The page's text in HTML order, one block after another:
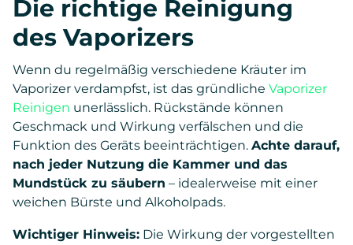
Die richtige Reinigung
des Vaporizers
Wenn du regelmäßig verschiedene Kräuter im
Vaporizer verdampfst, ist das gründliche Vaporizer
Reinigen unerlässlich. Rückstände können
Geschmack und Wirkung verfälschen und die
Funktion des Geräts beeinträchtigen. Achte darauf,
nach jeder Nutzung die Kammer und das
Mundstück zu säubern – idealerweise mit einer
weichen Bürste und Alkoholpads.
Wichtiger Hinweis: Die Wirkung der vorgestellten